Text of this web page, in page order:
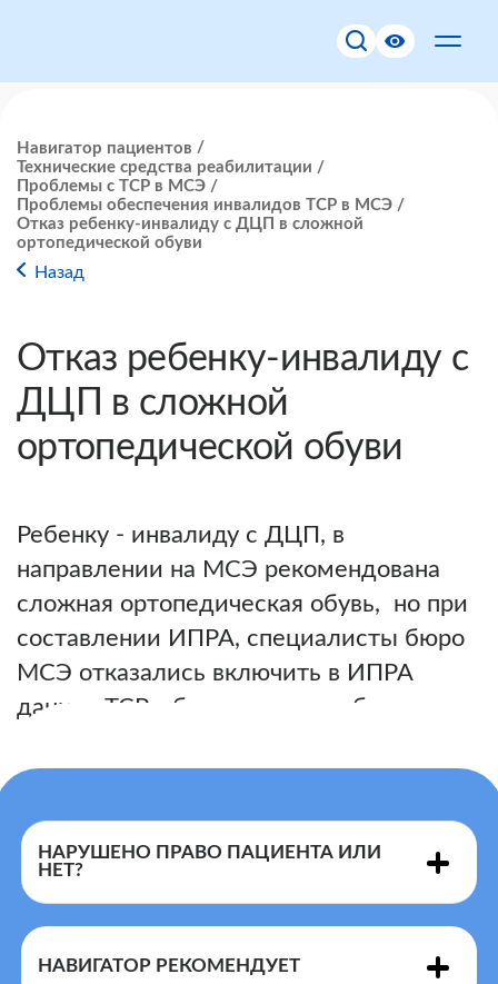
Навигатор пациентов
Технические средства реабилитации
Проблемы с ТСР в МСЭ
Проблемы обеспечения инвалидов ТСР в МСЭ
Отказ ребенку-инвалиду с ДЦП в сложной
ортопедической обуви
Назад
Отказ ребенку-инвалиду с
ДЦП в сложной
ортопедической обуви
Ребенку - инвалиду с ДЦП, в
направлении на МСЭ рекомендована
сложная ортопедическая обувь, но при
составлении ИПРА, специалисты бюро
МСЭ отказались включить в ИПРА
данное ТСР, объясняя тем, ребенок
НАРУШЕНО ПРАВО ПАЦИЕНТА ИЛИ
НЕТ?
Перечня
НАВИГАТОР РЕКОМЕНДУЕТ